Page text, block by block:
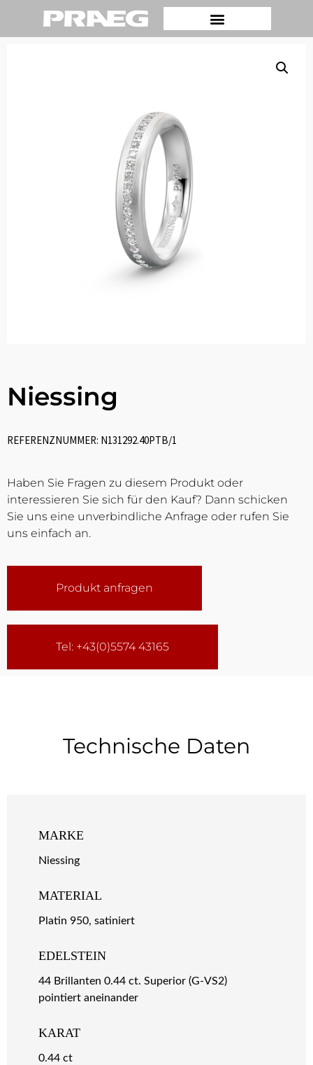
Niessing
REFERENZNUMMER: N131292.40PTB/1
Haben Sie Fragen zu diesem Produkt oder
interessieren Sie sich für den Kauf? Dann schicken
Sie uns eine unverbindliche Anfrage oder rufen Sie
uns einfach an.
Produkt anfragen
Tel: +43(0)5574 43165
Technische Daten
MARKE
Niessing
MATERIAL
Platin 950, satiniert
EDELSTEIN
44 Brillanten 0.44 ct. Superior (G-VS2)
pointiert aneinander
KARAT
0.44 ct